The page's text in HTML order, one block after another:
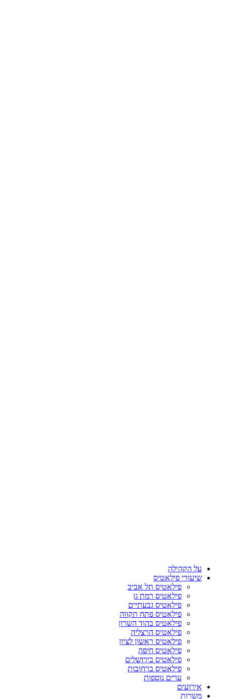
על הקהילה
שיעורי פילאטיס
פילאטיס תל אביב
פילאטיס רמת גן
פילאטיס גבעתיים
פילאטיס פתח תקווה
פילאטיס בהוד השרון
פילאטיס הרצליה
פילאטיס ראשון לציון
פילאטיס חיפה
פילאטיס בירושלים
פילאטיס ברחובות
ערים נוספות
אירועים
משרות